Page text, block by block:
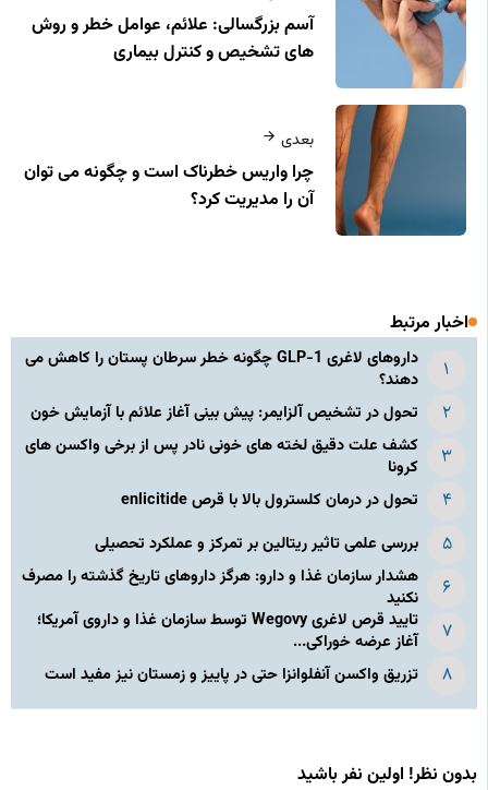
آسم بزرگسالی: علائم، عوامل خطر و روش‌
های تشخیص و کنترل بیماری
بعدی
چرا واریس خطرناک است و چگونه می‌ توان
آن را مدیریت کرد؟
اخبار مرتبط
داروهای لاغری GLP-1 چگونه خطر سرطان پستان را کاهش می
دهند؟
تحول در تشخیص آلزایمر: پیش بینی آغاز علائم با آزمایش خون
کشف علت دقیق لخته های خونی نادر پس از برخی واکسن های
کرونا
تحول در درمان کلسترول بالا با قرص enlicitide
بررسی علمی تاثیر ریتالین بر تمرکز و عملکرد تحصیلی
هشدار سازمان غذا و دارو: هرگز داروهای تاریخ گذشته را مصرف
نکنید
تایید قرص لاغری Wegovy توسط سازمان غذا و داروی آمریکا؛
آغاز عرضه خوراکی...
تزریق واکسن آنفلوانزا حتی در پاییز و زمستان نیز مفید است
بدون نظر! اولین نفر باشید